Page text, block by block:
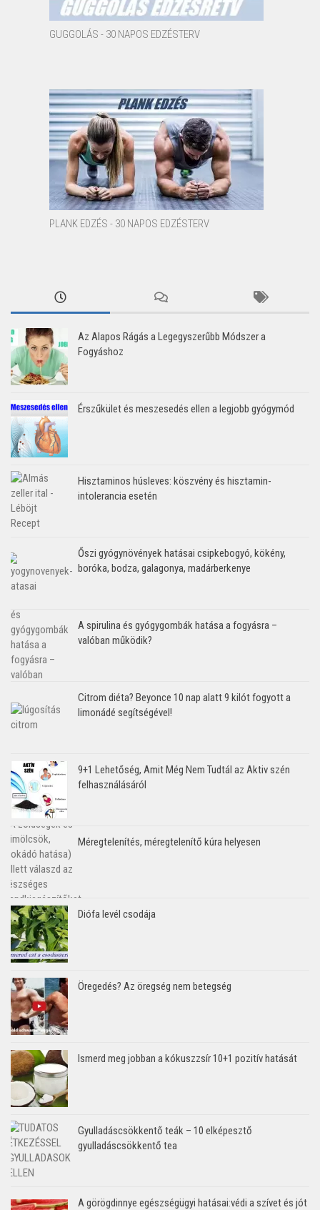
GUGGOLÁS - 30 NAPOS EDZÉSTERV
PLANK EDZÉS - 30 NAPOS EDZÉSTERV
Az Alapos Rágás a Legegyszerűbb Módszer a
Fogyáshoz
Érszűkület és meszesedés ellen a legjobb gyógymód
Hisztaminos húsleves: köszvény és hisztamin-
intolerancia esetén
Őszi gyógynövények hatásai csipkebogyó, kökény,
boróka, bodza, galagonya, madárberkenye
A spirulina és gyógygombák hatása a fogyásra –
valóban működik?
Citrom diéta? Beyonce 10 nap alatt 9 kilót fogyott a
limonádé segítségével!
9+1 Lehetőség, Amit Még Nem Tudtál az Aktiv szén
felhasználásáról
Méregtelenítés, méregtelenítő kúra helyesen
Diófa levél csodája
Öregedés? Az öregség nem betegség
Ismerd meg jobban a kókuszzsír 10+1 pozitív hatását
Gyulladáscsökkentő teák – 10 elképesztő
gyulladáscsökkentő tea
A görögdinnye egészségügyi hatásai:védi a szívet és jót